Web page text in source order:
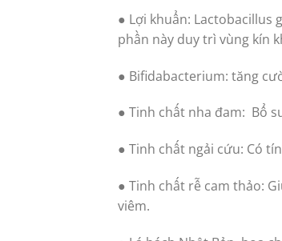
● Lợi khuẩn: Lactobacillus
phần này duy trì vùng kín
● Bifidabacterium: tăng
● Tinh chất nha đam: Bổ
● Tinh chất ngải cứu: Có
● Tinh chất rễ cam thảo:
viêm.